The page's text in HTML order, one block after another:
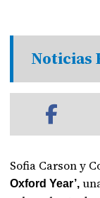
Noticias
Sofia Carson y
Oxford Year’,